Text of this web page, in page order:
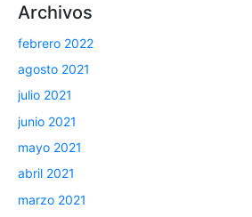
Archivos
febrero 2022
agosto 2021
julio 2021
junio 2021
mayo 2021
abril 2021
marzo 2021